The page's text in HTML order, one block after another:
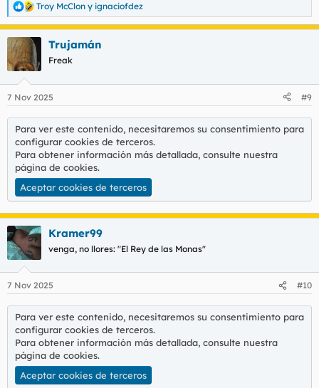
R
e
a
c
c
i
e
Troy McClon y ignaciofdez
Trujamán
Freak
7 Nov 2025 #9
Para ver este contenido, necesitaremos su consentimiento para
configurar cookies de terceros.
Para obtener información más detallada, consulte nuestra
página de cookies.
Aceptar cookies de terceros
Kramer99
venga, no llores: "El Rey de las Monas"
7 Nov 2025 #10
Para ver este contenido, necesitaremos su consentimiento para
configurar cookies de terceros.
Para obtener información más detallada, consulte nuestra
página de cookies.
Aceptar cookies de terceros